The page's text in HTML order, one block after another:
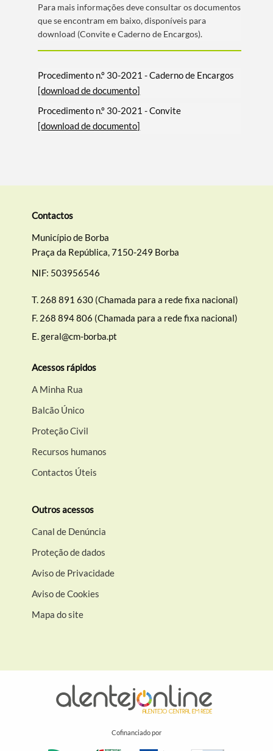
​Para mais informações deve consultar os documentos
que se encontram em baixo, disponí­veis para
download (Convite e Caderno de Encargos).
Procedimento n.º 30-2021 - Caderno de Encargos
[download de documento]
Procedimento n.º 30-2021 - Convite
[download de documento]
Contactos
Município de Borba
Praça da República, 7150-249 Borba
NIF: 503956546
T. 268 891 630 (Chamada para a rede fixa nacional)
F. 268 894 806 (Chamada para a rede fixa nacional)
E.geral@cm-borba.pt
Acessos rápidos
A Minha Rua
Balcão Único
Proteção Civil
Recursos humanos
Contactos Úteis
Outros acessos
Canal de Denúncia
Proteção de dados
Aviso de Privacidade
Aviso de Cookies
Mapa do site
Cofinanciado por